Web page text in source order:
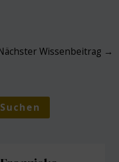
Wissenbeitrag →
Suchen